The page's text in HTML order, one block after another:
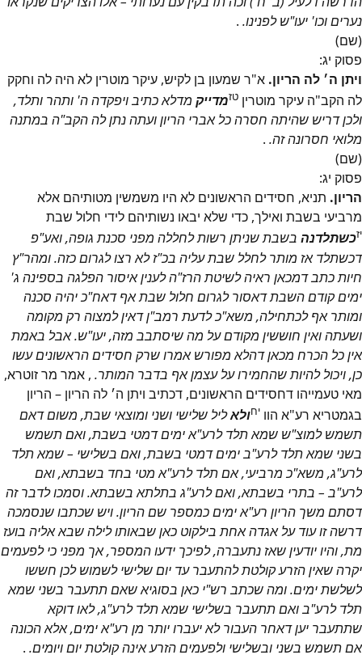
נערים וכו' יעו"ש לפנינו. .
(שם)
פסוק יג:
ויתן ה׳ לה הריון. א"ר שמעון בן לקיש, עיקר מוטרין לא היה לה וחקק
לה הקב"ה עיקר מוטרין טזמדייק מדלא כתיב ויפקדה ה' ותהר ותלד,
ולכן דריש שהיתה חסרה כל אברי הריון ועתה נתן לה הקב"ה במתנה
מלואי חסרונה זה. .
(שם)
פסוק יג:
הריון. תניא, חסידים הראשונים לא היו משמשין מטותיהם אלא
מרביעי בשבת ואילך, כדי שלא יבאו נשותיהם לידי חלול שבת
יזכשתלדנה בשבת שניתן רשות לחללה מפני סכנת גופה, ואע"פ
דכשתלד אז מותר לחלל שבת עליה בכ"ז לא רצו לגרום כזה. ומהר"ץ
חיות כתב דמכאן ראיה לשיטת הרז"ה לענין איסור הפלגה בספינה ג'
ימים קודם השבת דאסור לגרום חלול שבת אף דאח"כ יהיה סכנה
ומותר אף לכתחילה, משא"כ לדעת רמב"ן דאין למצוה רק מקומה
ושעתה ואין חוששין מקודם על מה שיסתבב מזה, יעו"ש. אבל באמת
אין כל הכרח מכאן דהלא מפורש אמרו שרק חסידים הראשונים עשו
כן, ויכול להיות שהחמירו על עצמן אף בדבר המותר. , אמר מר זוטרא,
מאי טעמייהו דחסידים הראשונים, דכתיב ויתן ה׳ לה הריון – הריון
בגמטריא רע"א הוו יחולאליל שלישי ושני ומוצאי שבת, משום דאם
תשמש למוצ"ש שמא תלד לרע"א ימים דמטי בשבת, ואם תשמש
בשני שמא תלד לרע"ב ימים דמטי בשבת, ואם בשלישי – שמא תלד
לרע"ג, משא"כ מרביעי, אם תלד לרע"א מטי בחד בשבתא, ואם
לרע"ב – בתרי בשבתא, ואם לרע"ג בתלתא בשבתא. וסמכו לדבר זה
דסתם משך הריון רע"א ימים כמספר שם הריון. ויש שכתבו שנסמכה
דרשה זו עוד על אגדה אחת בילקוט כאן שבאותו לילה שבא אליה בועז
מת, והיו יודעין שאז נתעברה, לפיכך ידעו המספר, אך מפני כי לפעמים
יקרה שאין הזרע קולטת להתעבר עד יום שלישי לשמוש לכן חששו
לשלשת ימים. ומה שכתב רש"י כאן בסוגיא שאם תתעבר בשני שמא
תלד לרע"ב ואם תתעבר בשלישי שמא תלד לרע"ג, לאו דוקא
שתתעבר יען דאחר העבור לא יעברו יותר מן רע"א ימים, אלא הכונה
אם תשמש בשני ובשלישי ולפעמים הזרע אינה קולטת יום ויומים. .